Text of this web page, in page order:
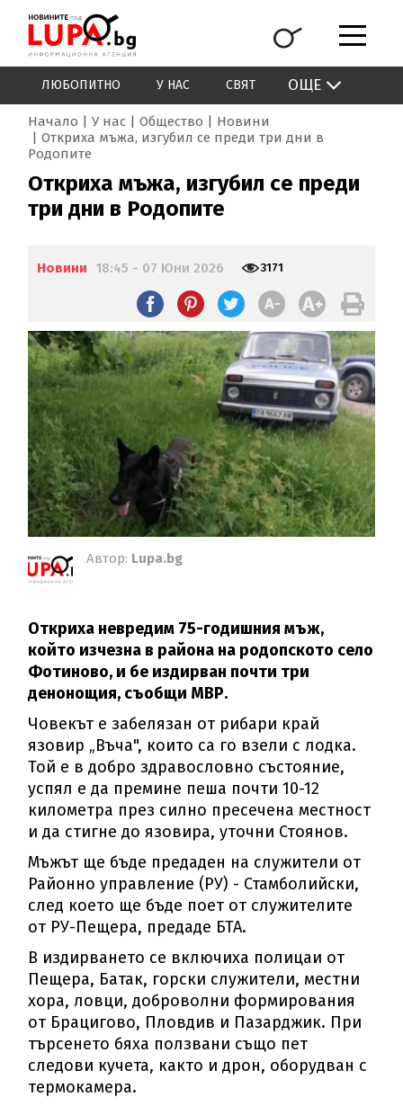
ЛЮБОПИТНО У НАС СВЯТ ОЩЕ
Начало У нас Общество
Новини
Откриха мъжа, изгубил се преди три дни в
Родопите
Откриха мъжа, изгубил се преди
три дни в Родопите
Новини 18:45 - 07 Юни 2026 3171
Автор: Lupa.bg
Откриха невредим 75-годишния мъж,
който изчезна в района на родопското село
Фотиново, и бе издирван почти три
денонощия, съобщи МВР.
Човекът е забелязан от рибари край
язовир „Въча", които са го взели с лодка.
Той е в добро здравословно състояние,
успял е да премине пеша почти 10-12
километра през силно пресечена местност
и да стигне до язовира, уточни Стоянов.
Мъжът ще бъде предаден на служители от
Районно управление (РУ) - Стамболийски,
след което ще бъде поет от служителите
от РУ-Пещера, предаде БТА.
В издирването се включиха полицаи от
Пещера, Батак, горски служители, местни
хора, ловци, доброволни формирования
от Брацигово, Пловдив и Пазарджик. При
търсенето бяха ползвани също пет
следови кучета, както и дрон, оборудван с
термокамера.